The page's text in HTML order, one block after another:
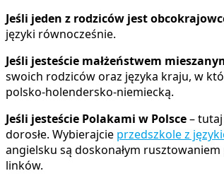
Jeśli jeden z rodziców jest
języki równocześnie.
Jeśli jesteście małżeństwem
swoich rodziców oraz języka kraju, w
polsko-holendersko-niemiecką.
Jeśli jesteście Polakami w Polsce–
dorosłe. Wybierajcie przedszkole z
angielsku są doskonałym
linków.